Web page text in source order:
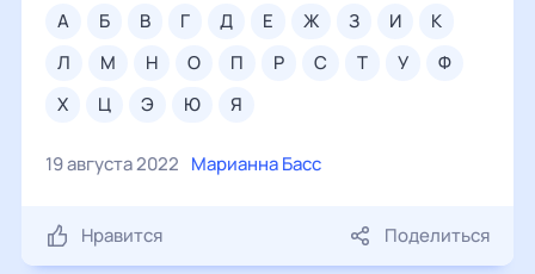
а б в г д е ж з и
к
л
м н о п р с т у
ф
х
ц э ю я
19 августа 2022 Марианна Басс
Нравится Поделиться